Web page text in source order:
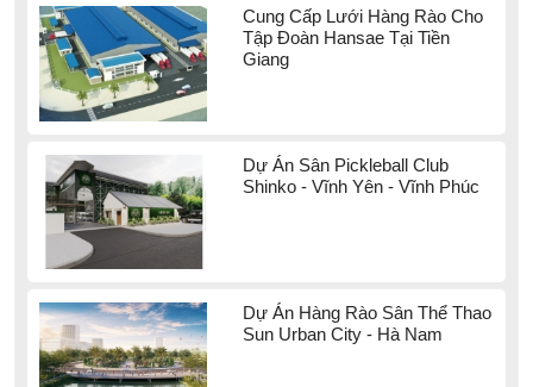
Cung Cấp Lưới Hàng Rào Cho
Tập Đoàn Hansae Tại Tiền
Giang
Dự Án Sân Pickleball Club
Shinko - Vĩnh Yên - Vĩnh Phúc
Dự Án Hàng Rào Sân Thể Thao
Sun Urban City - Hà Nam